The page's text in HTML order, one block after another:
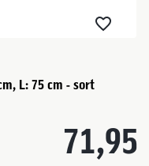
L: 75 cm - sort
71,95